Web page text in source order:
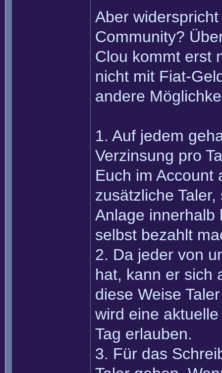
Aber
Community?
Clou kommt erst
nicht mit Fiat-
andere
1. Auf jedem
Verzinsung pro
Euch im Account
zusätzliche
Anlage innerhalb
selbst bezahlt
2. Da jeder von
hat, kann er sich
diese Weise
wird eine
Tag erlauben.
3. Für das